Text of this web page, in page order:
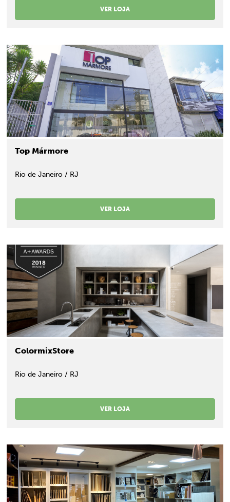
VER LOJA
Top Mármore
Rio de Janeiro / RJ
VER LOJA
ColormixStore
Rio de Janeiro / RJ
VER LOJA